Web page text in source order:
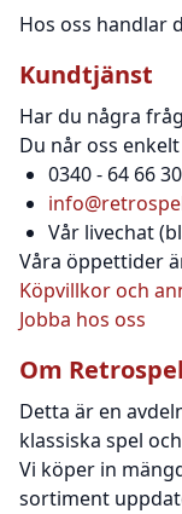
Hos oss handlar
Kundtjänst
Har du några
Du når oss
0340 - 64 66 30
Vår livechat
Våra öppettider
Köpvillkor och
Jobba hos oss
Om
Detta är en
klassiska spel
Vi köper in
sortiment